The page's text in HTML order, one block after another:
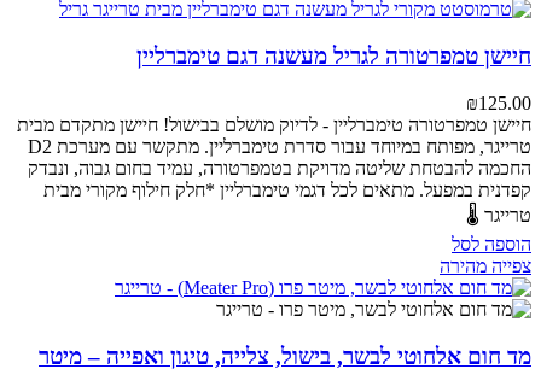
חיישן טמפרטורה לגריל מעשנה דגם טימברליין
₪125.00
חיישן טמפרטורה טימברליין - לדיוק מושלם בבישול! חיישן מתקדם מבית
טרייגר, מפותח במיוחד עבור סדרת טימברליין. מתקשר עם מערכת D2
החכמה להבטחת שליטה מדויקת בטמפרטורה, עמיד בחום גבוה, ונבדק
קפדנית במפעל. מתאים לכל דגמי טימברליין *חלק חילוף מקורי מבית
טרייגר 🌡️
הוספה לסל
צפייה מהירה
מד חום אלחוטי לבשר, בישול, צלייה, טיגון ואפייה – מיטר